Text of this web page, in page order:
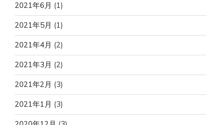
2021年6月 (1)
2021年5月 (1)
2021年4月 (2)
2021年3月 (2)
2021年2月 (3)
2021年1月 (3)